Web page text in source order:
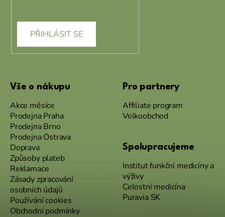
PŘIHLÁSIT SE
Vše o nákupu
Akce měsíce
Prodejna Praha
Prodejna Brno
Prodejna Ostrava
Doprava
Způsoby plateb
Reklamace
Zásady zpracování
osobních údajů
Používání cookies
Obchodní podmínky
Pro partnery
Affiliate program
Velkoobchod
Spolupracujeme
Institut funkční medicíny a
výživy
Celostní medicína
Puravia SK